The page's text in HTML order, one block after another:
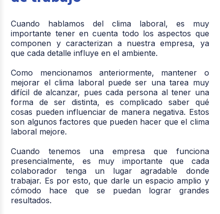
Cuando hablamos del clima laboral, es muy
importante tener en cuenta todo los aspectos que
componen y caracterizan a nuestra empresa, ya
que cada detalle influye en el ambiente.
Como mencionamos anteriormente, mantener o
mejorar el clima laboral puede ser una tarea muy
difícil de alcanzar, pues cada persona al tener una
forma de ser distinta, es complicado saber qué
cosas pueden influenciar de manera negativa. Estos
son algunos factores que pueden hacer que el clima
laboral mejore.
Cuando tenemos una empresa que funciona
presencialmente, es muy importante que cada
colaborador tenga un lugar agradable donde
trabajar. Es por esto, que darle un espacio amplio y
cómodo hace que se puedan lograr grandes
resultados.